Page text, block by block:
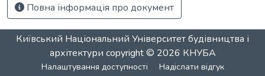
Повна інформація про документ
Київський Національний Університет будівництва і
архітектури copyright © 2026 КНУБА
Налаштування доступності Надіслати відгук